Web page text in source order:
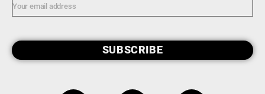
SUBSCRIBE